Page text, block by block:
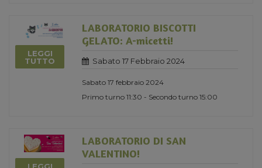
LEGGI
TUTTO
LABORATORIO BISCOTTI
GELATO: A-micetti!
Sabato 17 Febbraio 2024
Sabato 17 febbraio 2024
Primo turno 11:30 - Secondo turno 15:00
LABORATORIO DI SAN
VALENTINO!